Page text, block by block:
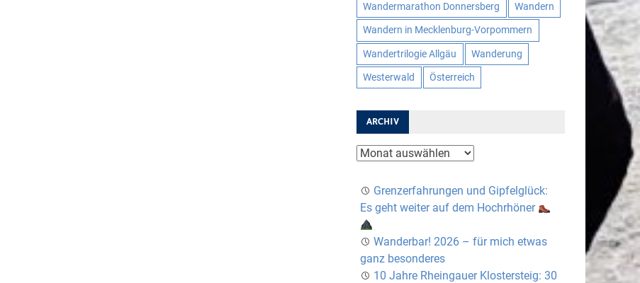
Wandermarathon Donnersberg Wandern
Wandern in Mecklenburg-Vorpommern
Wandertrilogie Allgäu Wanderung
Westerwald Österreich
ARCHIV
Archiv
Grenzerfahrungen und Gipfelglück:
Es geht weiter auf dem Hochrhöner
Wanderbar! 2026 – für mich etwas
ganz besonderes
10 Jahre Rheingauer Klostersteig: 30